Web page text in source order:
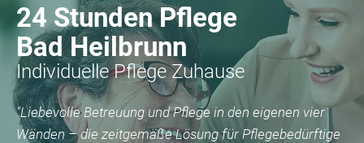
24 Stunden Pflege
Bad Heilbrunn
Individuelle Pflege Zuhause
"Liebevolle Betreuung und Pflege in den eigenen vier
Wänden – die zeitgemäße Lösung für Pflegebedürftige